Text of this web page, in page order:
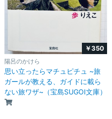
￥350
陽呂のかけら
思い立ったらマチュピチュ ~旅
ガールが教える、ガイドに載ら
ない旅ワザ~（宝島SUGOI文庫）